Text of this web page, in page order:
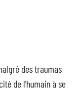
des traumas
de l’humain à se